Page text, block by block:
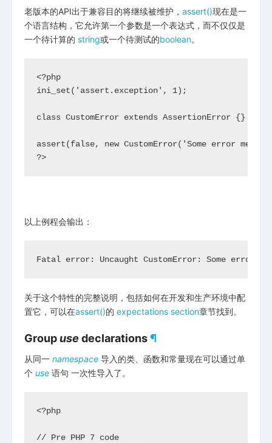
老版本的API出于兼容目的将继续被维护， assert()现在是一
个语言结构，它允许第一个参数是一个表达式，而不仅仅是
一个待计算的 string或一个待测试的boolean。
<?php
ini_set('assert.exception', 1);
class CustomError extends AssertionError {}
assert(false, new CustomError('Some error
?>
以上例程会输出：
关于这个特性的完整说明，包括如何在开发和生产环境中配
置它，可以在assert()的 expectations section章节找到。
Groupuse declarations ¶
从同一 namespace 导入的类、函数和常量现在可以通过单
个 use 语句 一次性导入了。
<?php
// Pre PHP 7 code